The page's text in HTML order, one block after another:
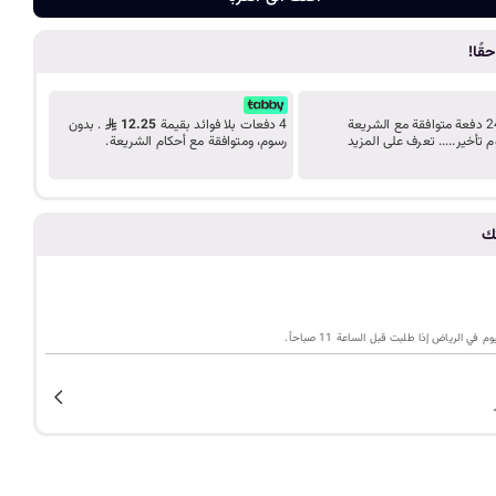
د
ك
ل
م
ب
ي
قسّط مشترياتك على 24 دفعة متوافقة مع الشريعة
تأخير..... تعرف على المزيد
4 دفعات بلا فوائد بقيمة 12.25
. بدون
رسوم، ومتوافقة مع أحكام الشريعة.
الرياض إذا طلبت قبل الساعة 11 صباحاً.